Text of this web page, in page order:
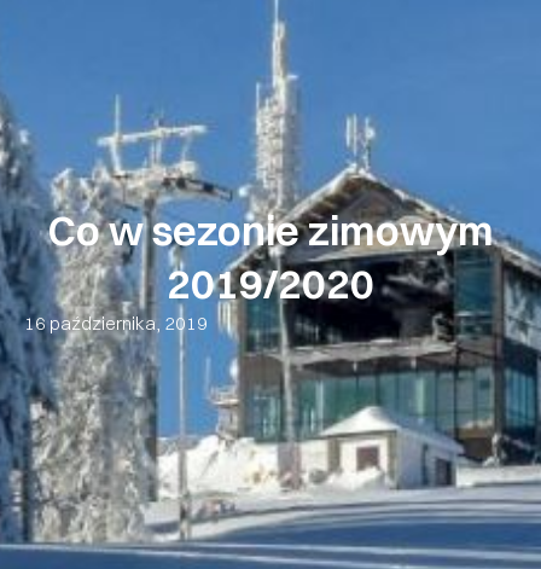
Co w sezonie zimowym
2019/2020
16 października, 2019